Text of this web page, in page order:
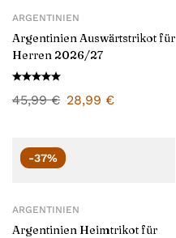
ARGENTINIEN
Argentinien Auswärtstrikot für
Herren 2026/27
45,99€ 28,99 €
-37%
ARGENTINIEN
Argentinien Heimtrikot für